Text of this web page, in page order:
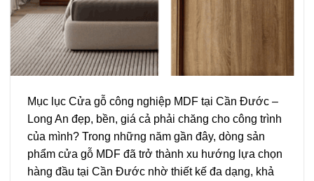
Mục lục Cửa gỗ công nghiệp MDF tại Cần Đước –
Long An đẹp, bền, giá cả phải chăng cho công trình
của mình? Trong những năm gần đây, dòng sản
phẩm cửa gỗ MDF đã trở thành xu hướng lựa chọn
hàng đầu tại Cần Đước nhờ thiết kế đa dạng, khả